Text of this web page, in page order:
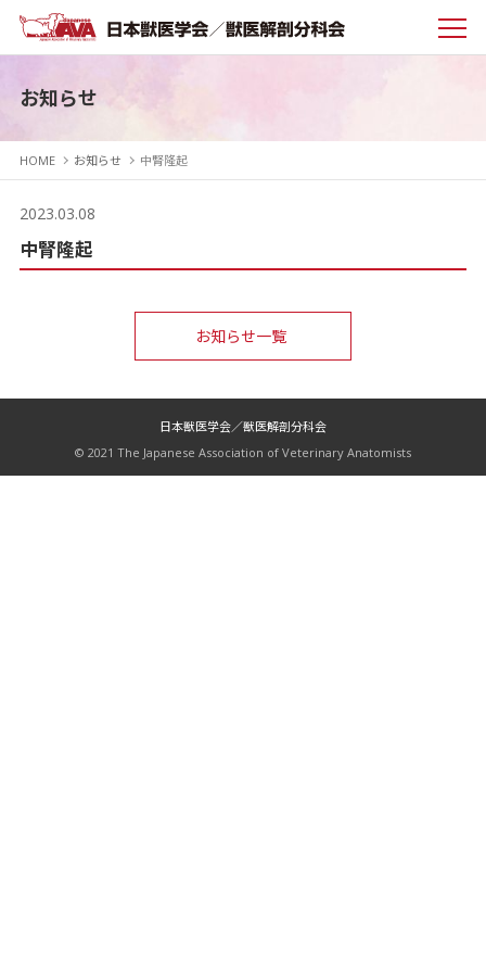
お知らせ
HOME お知らせ 中腎隆起
2023.03.08
中腎隆起
お知らせ一覧
日本獣医学会／獣医解剖分科会
© 2021 The Japanese Association of Veterinary Anatomists